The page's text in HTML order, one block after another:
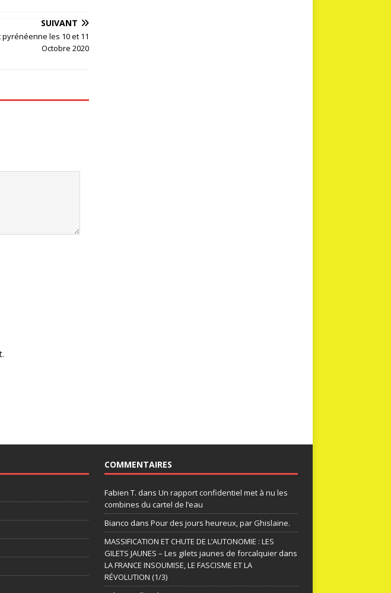
SUIVANT
les 10 et 11
Octobre 2020
COMMENTAIRES
Fabien T. dans Un rapport confidentiel met à nu les
combines du cartel de l’eau
Bianco dans Pour des jours heureux, par Ghislaine.
MASSIFICATION ET CHUTE DE L’AUTONOMIE : LES
GILETS JAUNES – Les gilets jaunes de forcalquierdans
LA FRANCE INSOUMISE, LE FASCISME ET LA
RÉVOLUTION (1/3)